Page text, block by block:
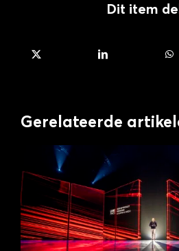
Dit item
Gerelateerde